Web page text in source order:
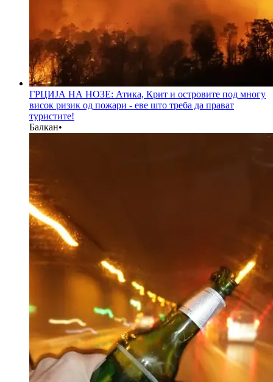
ГРЦИЈА НА НОЗЕ: Атика, Крит и островите под многу
висок ризик од пожари - еве што треба да прават
туристите!
Балкан•